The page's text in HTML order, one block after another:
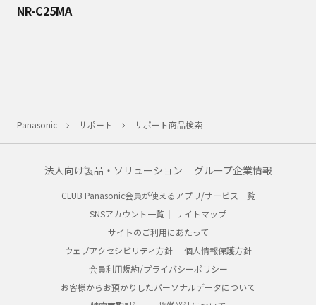
NR-C25MA
Panasonic サポート サポート商品検索
法人向け製品・ソリューション グループ企業情報
CLUB Panasonic会員が使えるアプリ/サービス一覧
SNSアカウント一覧
サイトマップ
サイトのご利用にあたって
ウェブアクセシビリティ方針
個人情報保護方針
会員利用規約/プライバシーポリシー
お客様からお預かりしたパーソナルデータについて